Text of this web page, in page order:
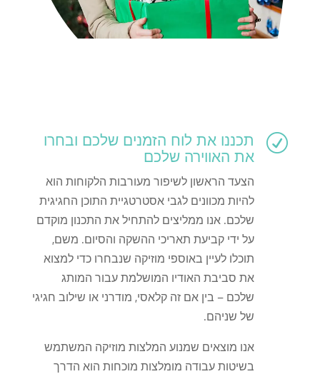
R
תכננו את לוח הזמנים שלכם ובחרו
את האווירה שלכם
הצעד הראשון לשיפור מעורבות הלקוחות הוא
להיות מכוונים לגבי אסטרטגיית התוכן החגיגית
שלכם. אנו ממליצים להתחיל את התכנון מוקדם
על ידי קביעת תאריכי ההשקה והסיום. משם,
תוכלו לעיין באוספי מוזיקה שנבחרו כדי למצוא
את סביבת האודיו המושלמת עבור המותג
שלכם – בין אם זה קלאסי, מודרני או שילוב חגיגי
של שניהם.
אנו מוצאים שמנוע המלצות מוזיקה המשתמש
בשיטות עבודה מומלצות מוכחות הוא הדרך